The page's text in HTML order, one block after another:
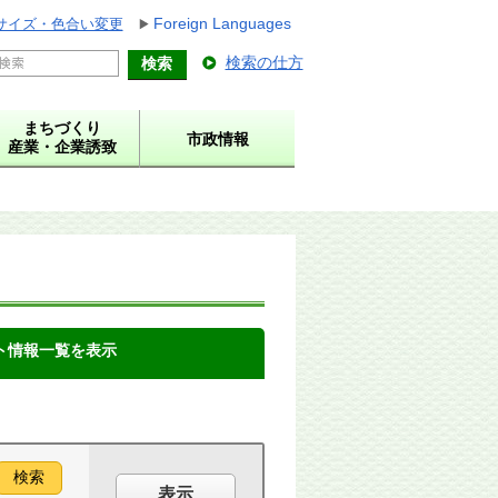
イズ・色合い変更 Foreign Languages
検索の仕方
まちづくり
産業・企業誘致
市政情報
情報一覧を表示